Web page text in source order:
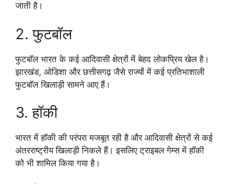
जाती है।
2. फुटबॉल
फुटबॉल भारत के कई आदिवासी क्षेत्रों में बेहद लोकप्रिय खेल है।
झारखंड, ओडिशा और छत्तीसगढ़ जैसे राज्यों में कई प्रतिभाशाली
फुटबॉल खिलाड़ी सामने आए हैं।
3. हॉकी
भारत में हॉकी की परंपरा मजबूत रही है और आदिवासी क्षेत्रों से कई
अंतरराष्ट्रीय खिलाड़ी निकले हैं। इसलिए ट्राइबल गेम्स में हॉकी
को भी शामिल किया गया है।